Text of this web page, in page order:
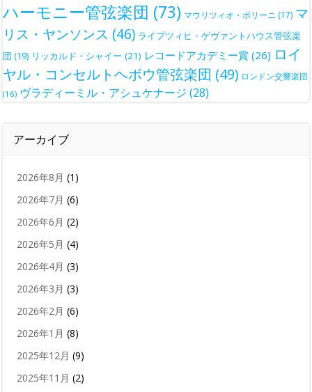
ハーモニー管弦楽団 (73) マウリツィオ・ポリーニ (17) マ
リス・ヤンソンス (46) ライプツィヒ・ゲヴァントハウス管弦楽
団 (19) リッカルド・シャイー (21) レコードアカデミー賞 (26) ロイ
ヤル・コンセルトヘボウ管弦楽団 (49) ロンドン交響楽団
(16) ヴラディーミル・アシュケナージ (28)
アーカイブ
2026年8月 (1)
2026年7月 (6)
2026年6月 (2)
2026年5月 (4)
2026年4月 (3)
2026年3月 (3)
2026年2月 (6)
2026年1月 (8)
2025年12月 (9)
2025年11月 (2)